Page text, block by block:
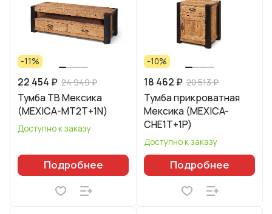
-11%
22 454 ₽ 24 949 ₽
Тумба ТВ Мексика
(MEXICA-MT2T+1N)
Доступно к заказу
Подробнее
-10%
18 462 ₽ 20 513 ₽
Тумба прикроватная
Мексика (MEXICA-
CHE1T+1P)
Доступно к заказу
Подробнее